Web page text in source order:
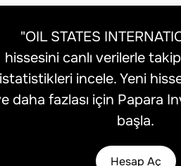
"OIL STATES
hissesini canlı verilerle
incele. Yeni
daha fazlası için Papara
başla.
Hesap Aç